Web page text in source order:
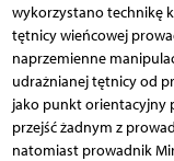
wykorzystano technikę
tętnicy wień­cowej
naprzemienne
udrażnianej tętnicy od
jako punkt orientacyjny
przejść żadnym z
natomiast prowadnik